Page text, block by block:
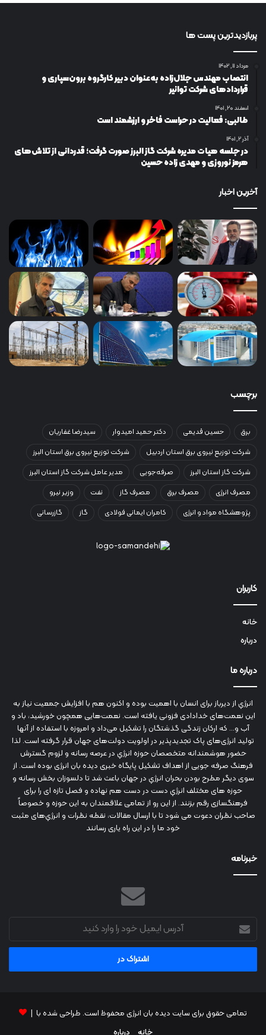
پربازدیدترین پست ها
مرداد ۱۱, ۱۴۰۲
انتصاب مهندس جلال‌زاده به‌عنوان دبیر كارگروه برون‌سپاری و
قراردادهای شركت توانیر
اسفند ۲۰, ۱۴۰۱
طالبی: فعالیت در حراست فاخر و ارزشمند است
آذر ۲, ۱۴۰۱
در جلسه هیات مدیره شرکت گاز البرز صورت گرفت؛ قدردانی از تلاش‌های
هرمز نوروزی و مهدی زاده حسین
آخرین اخبار
برچسب
برق حسین قدیمی دکتر حمید امیدوار
سیدرضا غفاریان
شرکت توزیع نیروی برق استان اردبیل
شرکت توزیع نیروی برق استان البرز
شرکت گاز استان البرز
صرفه‌جویی
مدیر عامل شرکت گاز استان البرز
مصرف انرژی
مصرف برق مصرف گاز نفت
وزیر نیرو
پژوهشگاه مواد و انرژی
کامران ایمانی فولادی گاز گازرسانی
کاربران
خانه
درباره
درباره ما
انرژي‌ از دیرباز برای انسان با اهمیت بوده و اکنون هم با افزایش جمعیت نیاز به
این نعمت‌های خدادادی فزونی یافته است. نعمت‌هایی همچون خورشید، باد و
آب و... که ارکان زندگی گذشتگان را تشکیل می‌داد و امروزه با استفاده از آنها
تولید انرژی‌های پاک تجدیدپذیر در اولویت دولت‌های جهان قرار گرفته است. لذا
حضور هوشمندانه متخصصان حوزه انرژي در عرصه رسانه و لزوم گسترش
فرهنگ صرفه جویی از اهداف تشکیل پایگاه خبری دیده بان انرژی بوده است. از
سوی دیگر مطرح بودن بحران انرژي در جهان باعث شد تا دلسوزان بخش رسانه و
حوزه های مختلف انرژي دست در دست هم نهاده و فصل تازه ای را برای
فرهنگسازی رقم بزنند. از این رو از تمامی علاقمندان به این حوزه و خصوصاً
صاحب نظران دعوت می شود تا با ارسال مقالات، نقطه نظرات و انرژي‌های مثبت
خود ما را در این راه یاری رسانند
خبرنامه
آدرس
ایمیل
خود
وارد
تمامی حقوق برای سایت دیده بان انرژی محفوظ است. طراحی شده با |
خانه
درباره